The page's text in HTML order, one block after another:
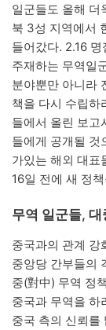
일군들도 올해 더
북 3성 지역에서
들어갔다. 2.16
주재하는 무역일
분야뿐만 아니라
책을 다시 수립하
들에서 올린 보고
들에게 공개될 것
가있는 해외 대표
16일 전에 새 정
무역 일군들,
중국과의 관계 강
중앙당 간부들의
중(對中) 무역 정
중국과 무역을 하
중국 측의 신뢰를